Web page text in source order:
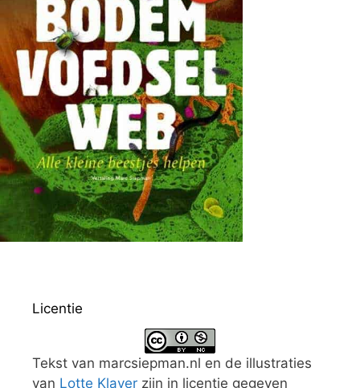
Licentie
Tekst van marcsiepman.nl en de illustraties
van Lotte Klaver zijn in licentie gegeven